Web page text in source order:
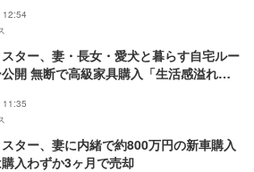
ター、妻・長女・愛犬と暮らす自宅ルー
開 無断で高級家具購入「生活感溢れて
ター、妻に内緒で約800万円の新車購入
入わずか3ヶ月で売却